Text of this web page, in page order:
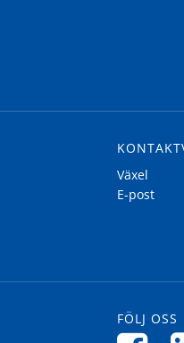
Växel
E-post
FÖLJ OSS